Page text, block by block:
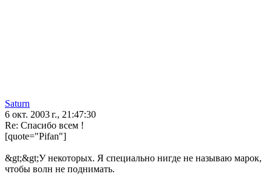
Saturn
6 окт. 2003 г., 21:47:30
Re: Спасибо всем !
[quote="Pifan"]
&gt;&gt;У некоторых. Я специально нигде не называю марок,
чтобы волн не поднимать.